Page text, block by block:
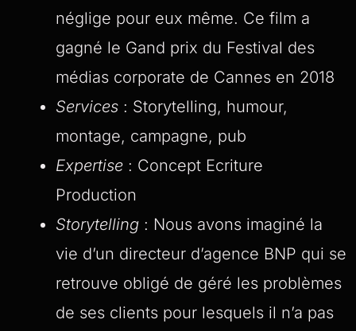
néglige pour eux même. Ce film a
gagné le Gand prix du Festival des
médias corporate de Cannes en 2018
Services : Storytelling, humour,
montage, campagne, pub
Expertise : Concept Ecriture
Production
Storytelling : Nous avons imaginé la
vie d’un directeur d’agence BNP qui se
retrouve obligé de géré les problèmes
de ses clients pour lesquels il n’a pas